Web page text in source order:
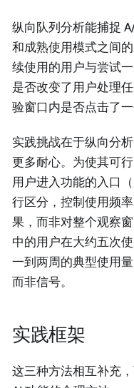
纵向队列分析能捕捉
和成熟使用模式之间
续使用的用户与尝试
是否改变了用户处理
验窗口内是否点击了一
实践挑战在于纵向分
更多耐心。为使其可
用户进入功能的入口
行区分，控制使用频
果，而非对整个观察
中的用户在大约五次
一到两周的典型使用
而非信号。
实践框架
这三种方法相互补充